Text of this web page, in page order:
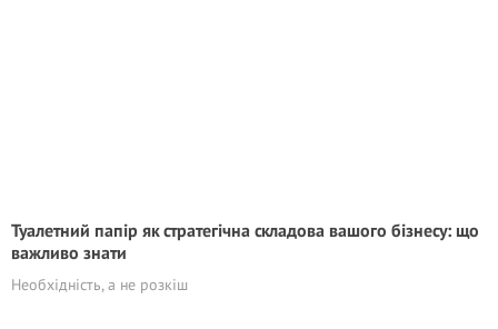
Туалетний папір як стратегічна складова вашого бізнесу: що
важливо знати
Необхідність, а не розкіш